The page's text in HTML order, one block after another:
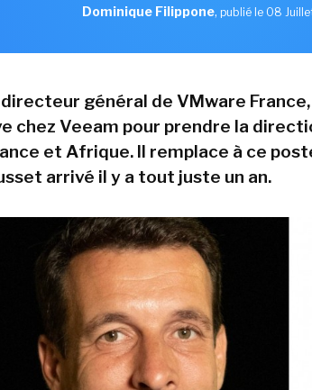
Dominique Filippone, publié le 08
général de VMware
chez Veeam pour prendre la
et Afrique. Il remplace à ce
arrivé il y a tout juste un an.